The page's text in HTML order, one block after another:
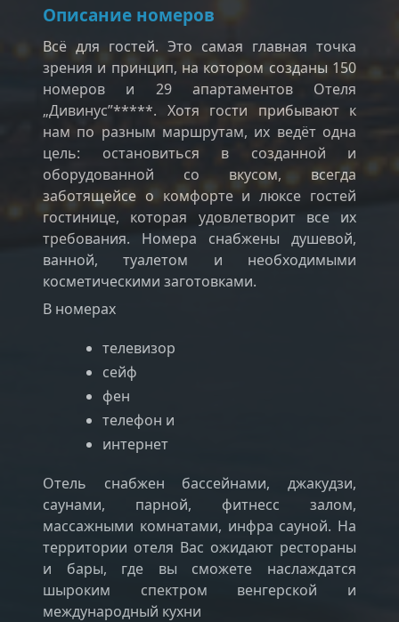
Описание номеров
Всё для гостей. Это самая главная точка
зрения и принцип, на котором созданы 150
номеров и 29 апартаментов Отеля
„Дивинус”*****. Хотя гости прибывают к
нам по разным маршрутам, их ведёт одна
цель: остановиться в созданной и
оборудованной со вкусом, всегда
заботящейсе о комфорте и люксе гостей
гостинице, которая удовлетворит все их
требования. Номера снабжены душевой,
ванной, туалетом и необходимыми
косметическими заготовками.
В номерах
телевизор
сейф
фен
телефон и
интернет
Отель снабжен бассейнами, джакудзи,
саунами, парной, фитнесс залом,
массажными комнатами, инфра сауной. На
территории отеля Вас ожидают рестораны
и бары, где вы сможете наслаждатся
шыроким спектром венгерской и
международный кухни